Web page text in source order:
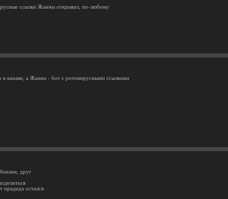
ссылки Жанны открывал, по-любому
в канаве, а Жанна - бот с ротовирусными ссылками
друг
прадеда остался